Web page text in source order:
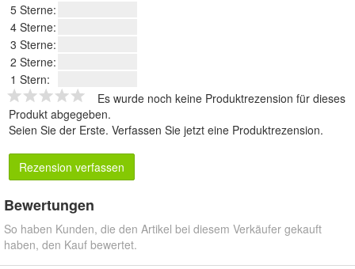
5 Sterne:
4 Sterne:
3 Sterne:
2 Sterne:
1 Stern:
Es wurde noch keine Produktrezension für dieses
Produkt abgegeben.
Seien Sie der Erste. Verfassen Sie jetzt eine Produktrezension.
Rezension verfassen
Bewertungen
So haben Kunden, die den Artikel bei diesem Verkäufer gekauft
haben, den Kauf bewertet.